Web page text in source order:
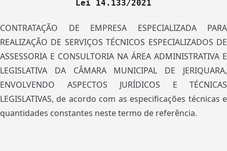
Lei 14.133/2021
CONTRATAÇÃO DE EMPRESA ESPECIALIZADA PARA
REALIZAÇÃO DE SERVIÇOS TÉCNICOS ESPECIALIZADOS DE
ASSESSORIA E CONSULTORIA NA ÁREA ADMINISTRATIVA E
LEGISLATIVA DA CÂMARA MUNICIPAL DE JERIQUARA,
ENVOLVENDO ASPECTOS JURÍDICOS E TÉCNICAS
LEGISLATIVAS, de acordo com as especificações técnicas e
quantidades constantes neste termo de referência.